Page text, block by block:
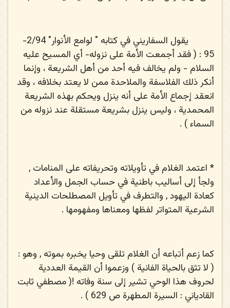
يقول السفاريني في كتابه " لوامع الأنوار" 2/94-
95 : ( فقد أجمعت الأمة على نزوله- أي المسيح عليه
السلام - ولم يخالف فيه أحد من أهل الشريعة ، وإنما
أنكر ذلك الفلاسفة والملاحدة ممن لا يعتد بخلافه ، وقد
انعقد إجماع الأمة على أنه ينزل ويحكم بهذه الشريعة
المحمدية ، وليس ينزل بشريعة مستقلة عند نزوله من
السماء ) .
* اعتمد الغلام في تأويلاته وتحريفاته على المنامات ,
ولجأ إلى أساليب باطنية في حساب الجمل والأعداد
كعادة اليهود , والتطرف في تأويل المصطلحات الدينية
الشرعية المتواتر لفظها ومعناها ومفهومها .
كما زعم أتباعه أن الغلام تلقى وحيا يخبره بموته , وهو :
( لا تثق بالحياة الفانية ) وزعموا أن القيمة العددية
لحروف هذا الوحي تشير إلى سنة وفاته !( مصطفي ثابت
القادياني : السيرة المطهرة ص 629 ) .